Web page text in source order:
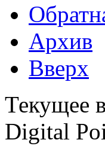
Архив
Вверх
Текущее
Digital